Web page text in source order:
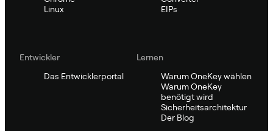
Linux
EIPs
Entwickler
Das Entwicklerportal
Lernen
Warum OneKey wählen
Warum OneKey
benötigt wird
Sicherheitsarchitektur
Der Blog